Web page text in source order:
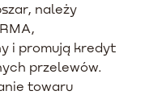
należy
i promują kredyt
przelewów.
towaru